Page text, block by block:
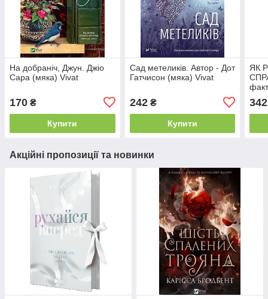
На добраніч, Джун. Джіо
Сара (мяка) Vivat
170 ₴
Купити
Сад метеликів. Автор - Дот
Гатчисон (мяка) Vivat
242₴
Купити
ЯК
342
Акційні пропозиції та новинки